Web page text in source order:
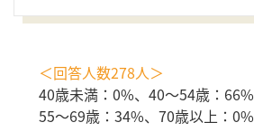
＜回答人数278人＞
40歳未満：0%、40～54歳：66%
55～69歳：34%、70歳以上：0%